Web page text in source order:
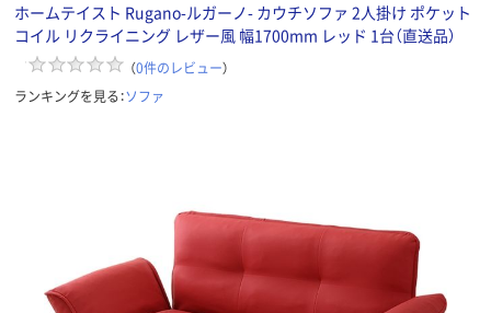
ホームテイスト Rugano-ルガーノ- カウチソファ 2人掛け ポケット
コイル リクライニング レザー風 幅1700mm レッド 1台（直送品）
（0件のレビュー）
ランキングを見る：ソファ